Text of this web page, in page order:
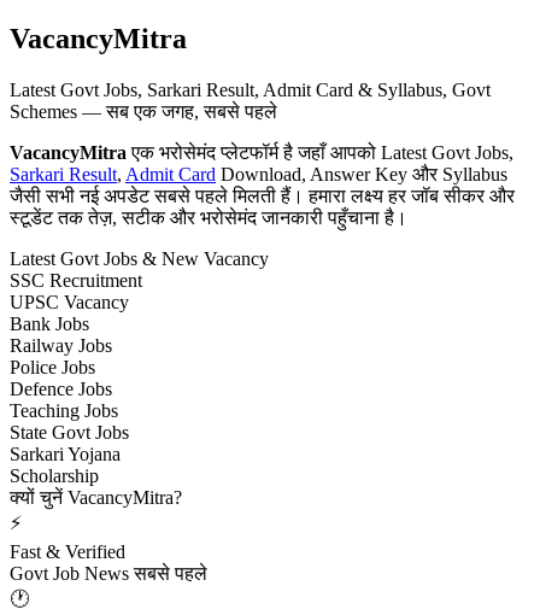
VacancyMitra
Latest Govt Jobs, Sarkari Result, Admit Card & Syllabus, Govt
Schemes — सब एक जगह, सबसे पहले
VacancyMitra एक भरोसेमंद प्लेटफॉर्म है जहाँ आपको Latest Govt Jobs,
Sarkari Result, Admit Card Download, Answer Key और Syllabus
जैसी सभी नई अपडेट सबसे पहले मिलती हैं। हमारा लक्ष्य हर जॉब सीकर और
स्टूडेंट तक तेज़, सटीक और भरोसेमंद जानकारी पहुँचाना है।
Latest Govt Jobs & New Vacancy
SSC Recruitment
UPSC Vacancy
Bank Jobs
Railway Jobs
Police Jobs
Defence Jobs
Teaching Jobs
State Govt Jobs
Sarkari Yojana
Scholarship
क्यों चुनें VacancyMitra?
⚡
Fast & Verified
Govt Job News सबसे पहले
🕐